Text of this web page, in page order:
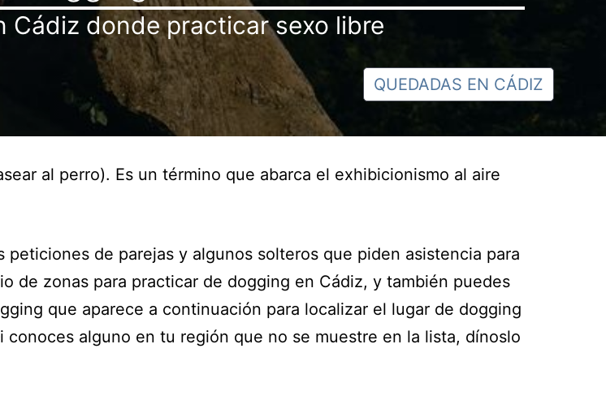
Cádiz donde practicar sexo libre
QUEDADAS EN CÁDIZ
al perro). Es un término que abarca el exhibicionismo al aire
peticiones de parejas y algunos solteros que piden asistencia para
de zonas para practicar de dogging en Cádiz, y también puedes
que aparece a continuación para localizar el lugar de dogging
alguno en tu región que no se muestre en la lista, dínoslo